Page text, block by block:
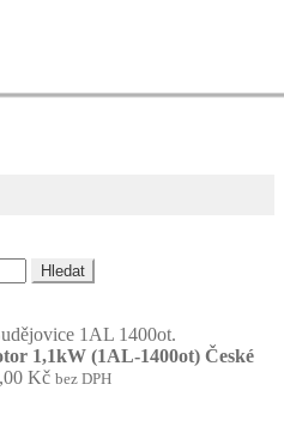
Hledat
1,1kW (1AL-1400ot) České
KčRozpětí
bez DPH